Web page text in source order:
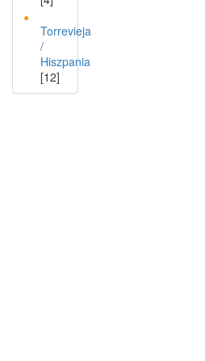
Torrevieja
/
Hiszpania
[12]